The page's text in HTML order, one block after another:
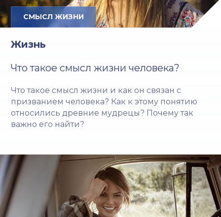
СМЫСЛ ЖИЗНИ
Жизнь
Что такое смысл жизни человека?
Что такое смысл жизни и как он связан с
призванием человека? Как к этому понятию
относились древние мудрецы? Почему так
важно его найти?